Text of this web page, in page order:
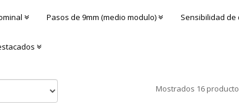
Pasos de 9mm (medio modulo) Sensibilidad de
Mostrados 16